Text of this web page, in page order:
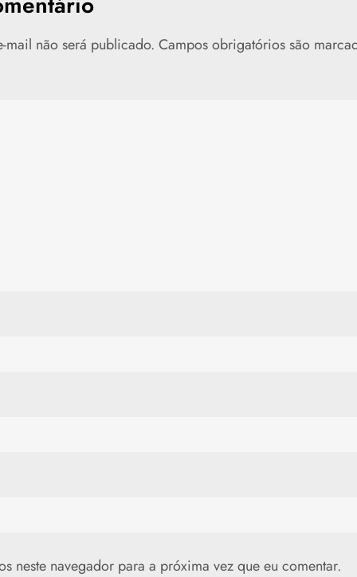
mail não será publicado. Campos obrigatórios são
neste navegador para a próxima vez que eu comentar.